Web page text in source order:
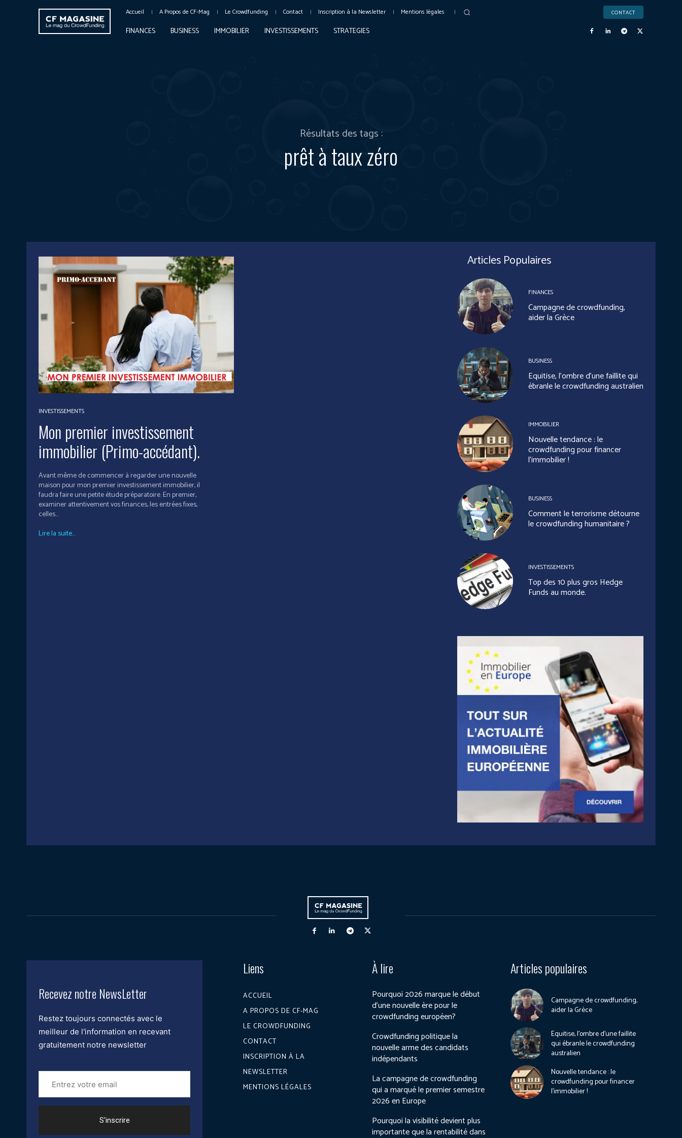
Accueil A Propos de CF-Mag Le Crowdfunding Contact Inscription à la Newsletter Mentions légales CONTACT
FINANCES BUSINESS IMMOBILIER INVESTISSEMENTS STRATEGIES
Résultats des tags :
prêt à taux zéro
INVESTISSEMENTS
Mon premier investissement
immobilier (Primo-accédant).
Avant même de commencer à regarder une nouvelle
maison pour mon premier investissement immobilier, il
faudra faire une petite étude préparatoire. En premier,
examiner attentivement vos finances, les entrées fixes,
celles...
Lire la suite...
Articles Populaires
FINANCES
Campagne de crowdfunding,
aider la Grèce
BUSINESS
Equitise, l’ombre d’une faillite qui
ébranle le crowdfunding australien
IMMOBILIER
Nouvelle tendance : le
crowdfunding pour financer
l’immobilier !
BUSINESS
Comment le terrorisme détourne
le crowdfunding humanitaire ?
INVESTISSEMENTS
Top des 10 plus gros Hedge
Funds au monde.
Recevez notre NewsLetter
Restez toujours connectés avec le
meilleur de l'information en recevant
gratuitement notre newsletter
Entrez
votre
email
Liens
ACCUEIL
A PROPOS DE CF-MAG
LE CROWDFUNDING
CONTACT
INSCRIPTION À LA
NEWSLETTER
MENTIONS LÉGALES
À lire
Pourquoi 2026 marque le début
d’une nouvelle ère pour le
crowdfunding européen?
Crowdfunding politique la
nouvelle arme des candidats
indépendants
La campagne de crowdfunding
qui a marqué le premier semestre
2026 en Europe
Pourquoi la visibilité devient plus
importante que la rentabilité dans
Articles populaires
Campagne de crowdfunding,
aider la Grèce
Equitise, l’ombre d’une faillite
qui ébranle le crowdfunding
australien
Nouvelle tendance : le
crowdfunding pour financer
l’immobilier !